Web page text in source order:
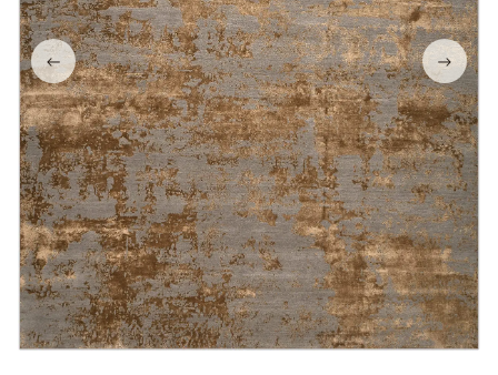
← →